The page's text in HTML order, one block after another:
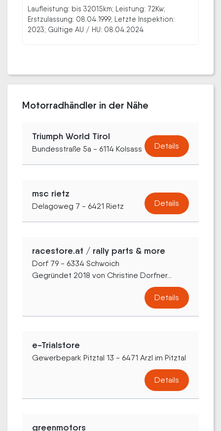
Laufleistung: bis 32015km; Leistung: 72Kw;
Erstzulassung: 08.04.1999; Letzte Inspektion:
2023; Gültige AU / HU: 08.04.2024
Motorradhändler in der Nähe
Triumph World Tirol
Bundesstraße 5a - 6114 Kolsass Details
msc rietz
Delagoweg 7 - 6421 Rietz Details
racestore.at / rally parts & more
Dorf 79 - 6334 Schwoich
Gegründet 2018 von Christine Dorfner...
Details
e-Trialstore
Gewerbepark Pitztal 13 - 6471 Arzl im Pitztal
Details
greenmotors